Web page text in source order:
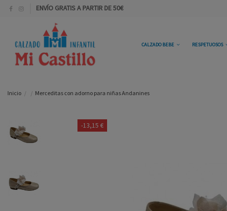
ENVÍO GRATIS A PARTIR DE 50€
CALZADO BEBE RESPETUOSOS
Inicio Merceditas con adorno para niñas Andanines
-13,15 €